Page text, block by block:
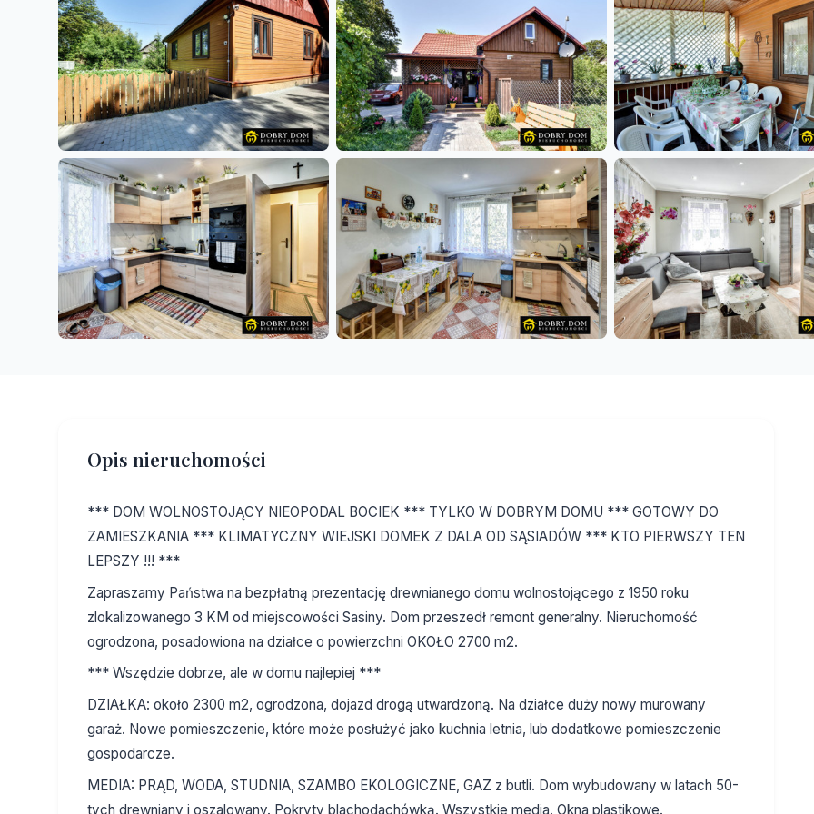
Opis nieruchomości
*** DOM WOLNOSTOJĄCY NIEOPODAL BOCIEK *** TYLKO W DOBRYM DOMU *** GOTOWY DO
ZAMIESZKANIA *** KLIMATYCZNY WIEJSKI DOMEK Z DALA OD SĄSIADÓW *** KTO PIERWSZY TEN
LEPSZY !!! ***
Zapraszamy Państwa na bezpłatną prezentację drewnianego domu wolnostojącego z 1950 roku
zlokalizowanego 3 KM od miejscowości Sasiny. Dom przeszedł remont generalny. Nieruchomość
ogrodzona, posadowiona na działce o powierzchni OKOŁO 2700 m2.
*** Wszędzie dobrze, ale w domu najlepiej ***
DZIAŁKA: około 2300 m2, ogrodzona, dojazd drogą utwardzoną. Na działce duży nowy murowany
garaż. Nowe pomieszczenie, które może posłużyć jako kuchnia letnia, lub dodatkowe pomieszczenie
gospodarcze.
MEDIA: PRĄD, WODA, STUDNIA, SZAMBO EKOLOGICZNE, GAZ z butli. Dom wybudowany w latach 50-
tych drewniany i oszalowany. Pokryty blachodachówką. Wszystkie media. Okna plastikowe.